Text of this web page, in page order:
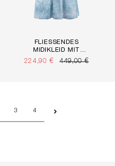
FLIESSENDES M
IDIKLEID MIT A
LLOVER PRINT
224,90 € 449,00 €
Seite
3 Seite
4